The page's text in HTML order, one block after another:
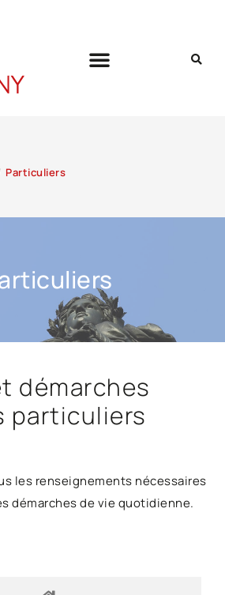
Particuliers
démarches
particuliers
les renseignements nécessaires
démarches de vie quotidienne.